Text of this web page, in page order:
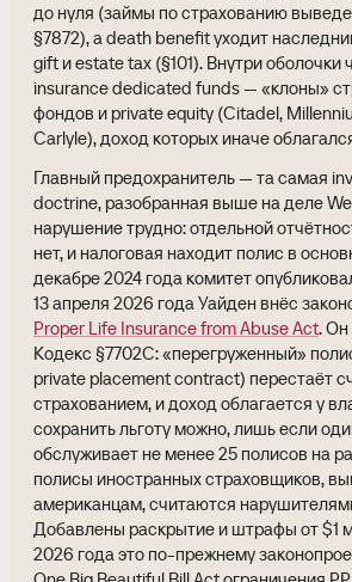
до нуля (займы по страхованию
§7872), а death benefit уходит
gift и estate tax (§101). Внутри оболочки
insurance dedicated funds — «клоны»
фондов и private equity (Citadel,
Carlyle), доход которых иначе
Главный предохранитель — та самая
doctrine, разобранная выше на деле
нарушение трудно: отдельной
нет, и налоговая находит полис в
декабре 2024 года комитет
13 апреля 2026 года Уайден внёс
Proper Life Insurance from Abuse Act. Он
Кодекс §7702C: «перегруженный»
private placement contract) перестаёт
страхованием, и доход облагается у
сохранить льготу можно, лишь если
обслуживает не менее 25 полисов на
полисы иностранных страховщиков,
американцам, считаются
Добавлены раскрытие и штрафы от $1
2026 года это по-прежнему